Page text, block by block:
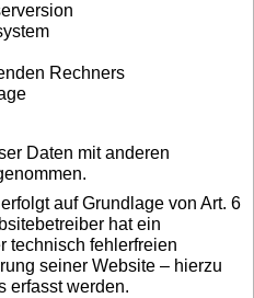
Rechners
Daten mit anderen
auf Grundlage von Art. 6
hat ein
technisch fehlerfreien
seiner Website – hierzu
erfasst werden.